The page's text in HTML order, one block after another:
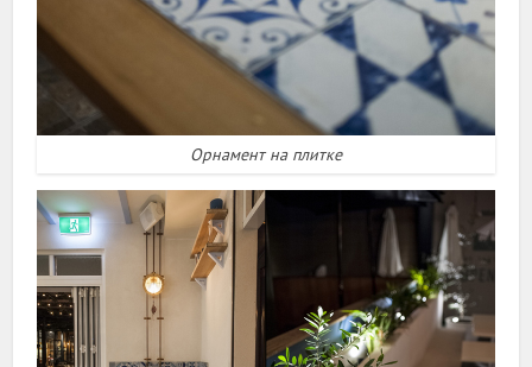
Орнамент на плитке